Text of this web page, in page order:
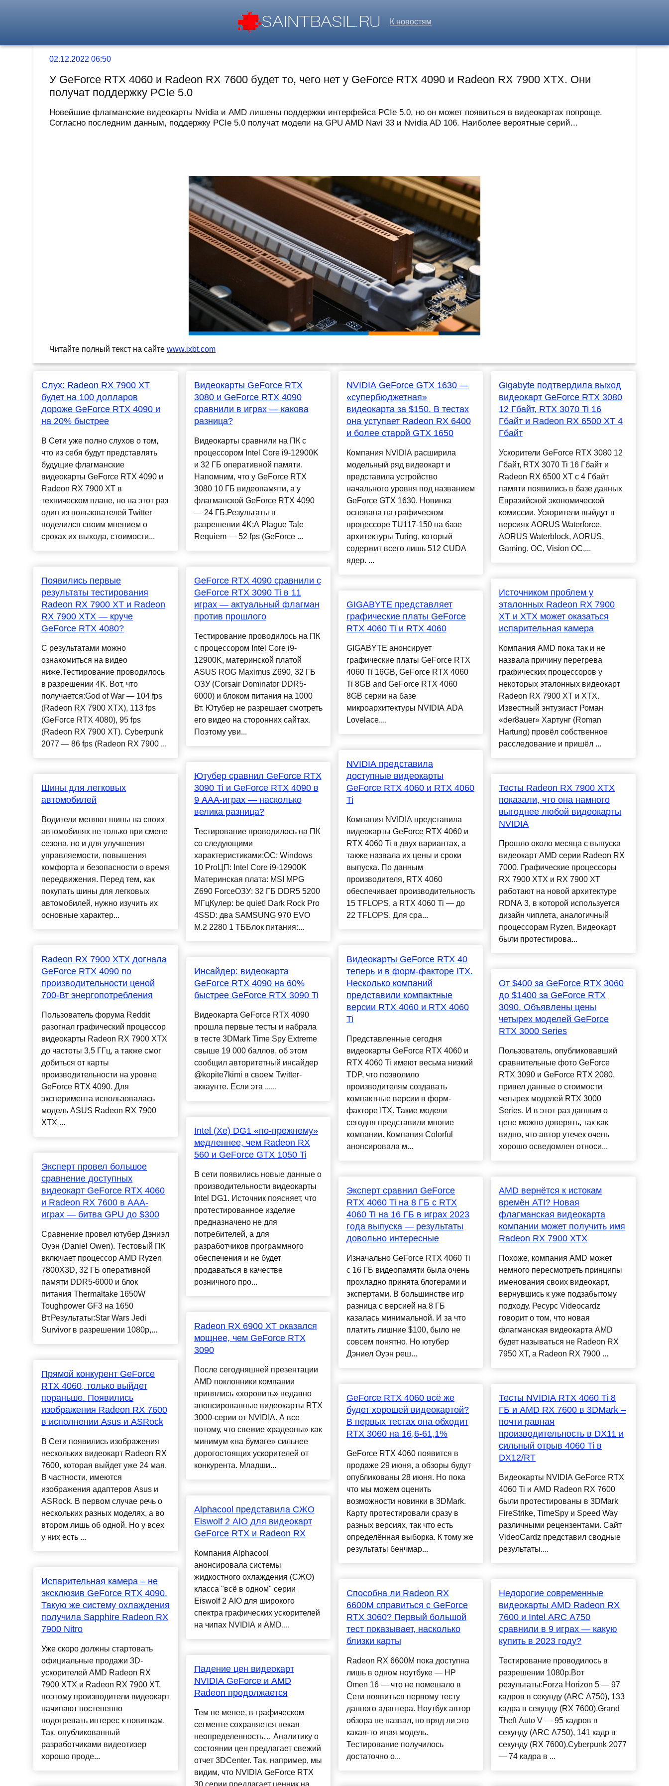
К новостям
02.12.2022 06:50
У GeForce RTX 4060 и Radeon RX 7600 будет то, чего нет у GeForce RTX 4090 и Radeon RX 7900 XTX. Они
получат поддержку PCIe 5.0
Новейшие флагманские видеокарты Nvidia и AMD лишены поддержки интерфейса PCIe 5.0, но он может появиться в видеокартах попроще.
Согласно последним данным, поддержку PCIe 5.0 получат модели на GPU AMD Navi 33 и Nvidia AD 106. Наиболее вероятные серий...
Читайте полный текст на сайтеwww.ixbt.com
Слух: Radeon RX 7900 XT
будет на 100 долларов
дороже GeForce RTX 4090 и
на 20% быстрее
В Сети уже полно слухов о том,
что из себя будут представлять
будущие флагманские
видеокарты GeForce RTX 4090 и
Radeon RX 7900 XT в
техническом плане, но на этот раз
один из пользователей Twitter
поделился своим мнением о
сроках их выхода, стоимости...
Появились первые
результаты тестирования
Radeon RX 7900 XT и Radeon
RX 7900 XTX — круче
GeForce RTX 4080?
С результатами можно
ознакомиться на видео
ниже.Тестирование проводилось
в разрешении 4K. Вот, что
получается:God of War — 104 fps
(Radeon RX 7900 XTX), 113 fps
(GeForce RTX 4080), 95 fps
(Radeon RX 7900 XT). Cyberpunk
2077 — 86 fps (Radeon RX 7900 ...
Шины для легковых
автомобилей
Водители меняют шины на своих
автомобилях не только при смене
сезона, но и для улучшения
управляемости, повышения
комфорта и безопасности о время
передвижения. Перед тем, как
покупать шины для легковых
автомобилей, нужно изучить их
основные характер...
Radeon RX 7900 XTX догнала
GeForce RTX 4090 по
производительности ценой
700-Вт энергопотребления
Пользователь форума Reddit
разогнал графический процессор
видеокарты Radeon RX 7900 XTX
до частоты 3,5 ГГц, а также смог
добиться от карты
производительности на уровне
GeForce RTX 4090. Для
эксперимента использовалась
модель ASUS Radeon RX 7900
XTX ...
Эксперт провел большое
сравнение доступных
видеокарт GeForce RTX 4060
и Radeon RX 7600 в ААА-
играх — битва GPU до $300
Сравнение провел ютубер Дэниэл
Оуэн (Daniel Owen). Тестовый ПК
включает процессор AMD Ryzen
7800X3D, 32 ГБ оперативной
памяти DDR5-6000 и блок
питания Thermaltake 1650W
Toughpower GF3 на 1650
Вт.Результаты:Star Wars Jedi
Survivor в разрешении 1080p,...
Прямой конкурент GeForce
RTX 4060, только выйдет
пораньше. Появились
изображения Radeon RX 7600
в исполнении Asus и ASRock
В Сети появились изображения
нескольких видеокарт Radeon RX
7600, которая выйдет уже 24 мая.
В частности, имеются
изображения адаптеров Asus и
ASRock. В первом случае речь о
нескольких разных моделях, а во
втором лишь об одной. Но у всех
у них есть ...
Испарительная камера – не
эксклюзив GeForce RTX 4090.
Такую же систему охлаждения
получила Sapphire Radeon RX
7900 Nitro
Уже скоро должны стартовать
официальные продажи 3D-
ускорителей AMD Radeon RX
7900 XTX и Radeon RX 7900 XT,
поэтому производители видеокарт
начинают постепенно
подогревать интерес к новинкам.
Так, опубликованный
разработчиками видеотизер
хорошо проде...
Видеокарты GeForce RTX
3080 и GeForce RTX 4090
сравнили в играх — какова
разница?
Видеокарты сравнили на ПК с
процессором Intel Core i9-12900K
и 32 ГБ оперативной памяти.
Напомним, что у GeForce RTX
3080 10 ГБ видеопамяти, а у
флагманской GeForce RTX 4090
— 24 ГБ.Результаты в
разрешении 4K:A Plague Tale
Requiem — 52 fps (GeForce ...
GeForce RTX 4090 сравнили с
GeForce RTX 3090 Ti в 11
играх — актуальный флагман
против прошлого
Тестирование проводилось на ПК
с процессором Intel Core i9-
12900K, материнской платой
ASUS ROG Maximus Z690, 32 ГБ
ОЗУ (Corsair Dominator DDR5-
6000) и блоком питания на 1000
Вт. Ютубер не разрешает смотреть
его видео на сторонних сайтах.
Поэтому уви...
Ютубер сравнил GeForce RTX
3090 Ti и GeForce RTX 4090 в
9 ААА-играх — насколько
велика разница?
Тестирование проводилось на ПК
со следующими
характеристиками:ОС: Windows
10 ProЦП: Intel Core i9-12900K
Материнская плата: MSI MPG
Z690 ForceОЗУ: 32 ГБ DDR5 5200
МГцКулер: be quiet! Dark Rock Pro
4SSD: два SAMSUNG 970 EVO
M.2 2280 1 ТББлок питания:...
Инсайдер: видеокарта
GeForce RTX 4090 на 60%
быстрее GeForce RTX 3090 Ti
Видеокарта GeForce RTX 4090
прошла первые тесты и набрала
в тесте 3DMark Time Spy Extreme
свыше 19 000 баллов, об этом
сообщил авторитетный инсайдер
@kopite7kimi в своем Twitter-
аккаунте. Если эта ......
Intel (Xe) DG1 «по-прежнему»
медленнее, чем Radeon RX
560 и GeForce GTX 1050 Ti
В сети появились новые данные о
производительности видеокарты
Intel DG1. Источник поясняет, что
протестированное изделие
предназначено не для
потребителей, а для
разработчиков программного
обеспечения и не будет
продаваться в качестве
розничного про...
Radeon RX 6900 XT оказался
мощнее, чем GeForce RTX
3090
После сегодняшней презентации
AMD поклонники компании
принялись «хоронить» недавно
анонсированные видеокарты RTX
3000-серии от NVIDIA. А все
потому, что свежие «радеоны» как
минимум «на бумаге» сильнее
дорогостоящих ускорителей от
конкурента. Младши...
Alphacool представила СЖО
Eiswolf 2 AIO для видеокарт
GeForce RTX и Radeon RX
Компания Alphacool
анонсировала системы
жидкостного охлаждения (СЖО)
класса "всё в одном" серии
Eiswolf 2 AIO для широкого
спектра графических ускорителей
на чипах NVIDIA и AMD....
Падение цен видеокарт
NVIDIA GeForce и AMD
Radeon продолжается
Тем не менее, в графическом
сегменте сохраняется некая
неопределенность… Аналитику о
состоянии цен предлагает свежий
отчет 3DCenter. Так, например, мы
видим, что NVIDIA GeForce RTX
NVIDIA GeForce GTX 1630 —
«супербюджетная»
видеокарта за $150. В тестах
она уступает Radeon RX 6400
и более старой GTX 1650
Компания NVIDIA расширила
модельный ряд видеокарт и
представила устройство
начального уровня под названием
GeForce GTX 1630. Новинка
основана на графическом
процессоре TU117-150 на базе
архитектуры Turing, который
содержит всего лишь 512 CUDA
ядер. ...
GIGABYTE представляет
графические платы GeForce
RTX 4060 Ti и RTX 4060
GIGABYTE анонсирует
графические платы GeForce RTX
4060 Ti 16GB, GeForce RTX 4060
Ti 8GB and GeForce RTX 4060
8GB серии на базе
микроархитектуры NVIDIA ADA
Lovelace....
NVIDIA представила
доступные видеокарты
GeForce RTX 4060 и RTX 4060
Ti
Компания NVIDIA представила
видеокарты GeForce RTX 4060 и
RTX 4060 Ti в двух вариантах, а
также назвала их цены и сроки
выпуска. По данным
производителя, RTX 4060
обеспечивает производительность
15 TFLOPS, а RTX 4060 Ti — до
22 TFLOPS. Для сра...
Видеокарты GeForce RTX 40
теперь и в форм-факторе ITX.
Несколько компаний
представили компактные
версии RTX 4060 и RTX 4060
Ti
Представленные сегодня
видеокарты GeForce RTX 4060 и
RTX 4060 Ti имеют весьма низкий
TDP, что позволило
производителям создавать
компактные версии в форм-
факторе ITX. Такие модели
сегодня представили многие
компании. Компания Colorful
анонсировала м...
Эксперт сравнил GeForce
RTX 4060 Ti на 8 ГБ с RTX
4060 Ti на 16 ГБ в играх 2023
года выпуска — результаты
довольно интересные
Изначально GeForce RTX 4060 Ti
с 16 ГБ видеопамяти была очень
прохладно принята блогерами и
экспертами. В большинстве игр
разница с версией на 8 ГБ
казалась минимальной. И за что
платить лишние $100, было не
совсем понятно. Но ютубер
Дэниел Оуэн реш...
GeForce RTX 4060 всё же
будет хорошей видеокартой?
В первых тестах она обходит
RTX 3060 на 16,6-61,1%
GeForce RTX 4060 появится в
продаже 29 июня, а обзоры будут
опубликованы 28 июня. Но пока
что мы можем оценить
возможности новинки в 3DMark.
Карту протестировали сразу в
разных версиях, так что есть
определённая выборка. К тому же
результаты бенчмар...
Способна ли Radeon RX
6600M справиться с GeForce
RTX 3060? Первый большой
тест показывает, насколько
близки карты
Radeon RX 6600M пока доступна
лишь в одном ноутбуке — HP
Omen 16 — что не помешало в
Сети появиться первому тесту
данного адаптера. Ноутбук автор
обзора не назвал, но вряд ли это
какая-то иная модель.
Тестирование получилось
достаточно о...
Gigabyte подтвердила выход
видеокарт GeForce RTX 3080
12 Гбайт, RTX 3070 Ti 16
Гбайт и Radeon RX 6500 XT 4
Гбайт
Ускорители GeForce RTX 3080 12
Гбайт, RTX 3070 Ti 16 Гбайт и
Radeon RX 6500 XT с 4 Гбайт
памяти появились в базе данных
Евразийской экономической
комиссии. Ускорители выйдут в
версиях AORUS Waterforce,
AORUS Waterblock, AORUS,
Gaming, OC, Vision OC,...
Источником проблем у
эталонных Radeon RX 7900
XT и XTX может оказаться
испарительная камера
Компания AMD пока так и не
назвала причину перегрева
графических процессоров у
некоторых эталонных видеокарт
Radeon RX 7900 XT и XTX.
Известный энтузиаст Роман
«der8auer» Хартунг (Roman
Hartung) провёл собственное
расследование и пришёл ...
Тесты Radeon RX 7900 XTX
показали, что она намного
выгоднее любой видеокарты
NVIDIA
Прошло около месяца с выпуска
видеокарт AMD серии Radeon RX
7000. Графические процессоры
RX 7900 XTX и RX 7900 XT
работают на новой архитектуре
RDNA 3, в которой используется
дизайн чиплета, аналогичный
процессорам Ryzen. Видеокарт
были протестирова...
От $400 за GeForce RTX 3060
до $1400 за GeForce RTX
3090. Объявлены цены
четырех моделей GeForce
RTX 3000 Series
Пользователь, опубликовавший
сравнительные фото GeForce
RTX 3090 и GeForce RTX 2080,
привел данные о стоимости
четырех моделей RTX 3000
Series. И в этот раз данным о
цене можно доверять, так как
видно, что автор утечек очень
хорошо осведомлен относи...
AMD вернётся к истокам
времён ATI? Новая
флагманская видеокарта
компании может получить имя
Radeon RX 7900 XTX
Похоже, компания AMD может
немного пересмотреть принципы
именования своих видеокарт,
вернувшись к уже подзабытому
подходу. Ресурс Videocardz
говорит о том, что новая
флагманская видеокарта AMD
будет называться не Radeon RX
7950 XT, а Radeon RX 7900 ...
Тесты NVIDIA RTX 4060 Ti 8
ГБ и AMD RX 7600 в 3DMark –
почти равная
производительность в DX11 и
сильный отрыв 4060 Ti в
DX12/RT
Видеокарты NVIDIA GeForce RTX
4060 Ti и AMD Radeon RX 7600
были протестированы в 3DMark
FireStrike, TimeSpy и Speed ​​Way
различными рецензентами. Cайт
VideoCardz представил сводные
результаты....
Недорогие современные
видеокарты AMD Radeon RX
7600 и Intel ARC A750
сравнили в 9 играх — какую
купить в 2023 году?
Тестирование проводилось в
разрешении 1080p.Вот
результаты:Forza Horizon 5 — 97
кадров в секунду (ARC A750), 133
кадра в секунду (RX 7600).Grand
Theft Auto V — 95 кадров в
секунду (ARC A750), 141 кадр в
секунду (RX 7600).Cyberpunk 2077
— 74 кадра в ...